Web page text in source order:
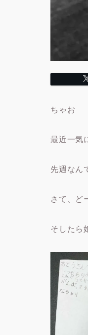
ちゃお
最近一気
先週なん
さて、ど
そしたら